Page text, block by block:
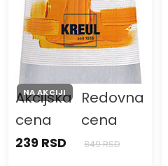
NA AKCIJI
Akcijska
cena
239 RSD
Redovna
cena
849 RSD